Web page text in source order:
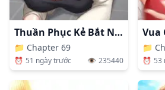
Thuần Phục Kẻ Bắt Nạt
📁 Chapter 69
⏰ 51 ngày trước 👁️ 235440
📁
⏰ 53